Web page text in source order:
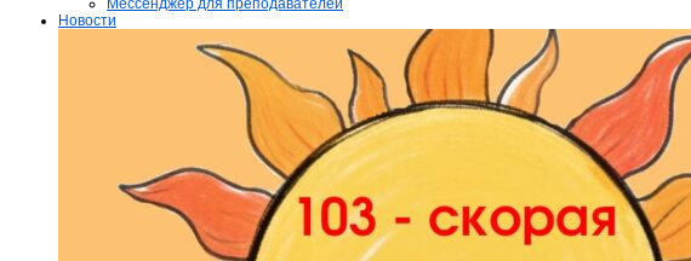
Мессенджер для преподавателей
Новости